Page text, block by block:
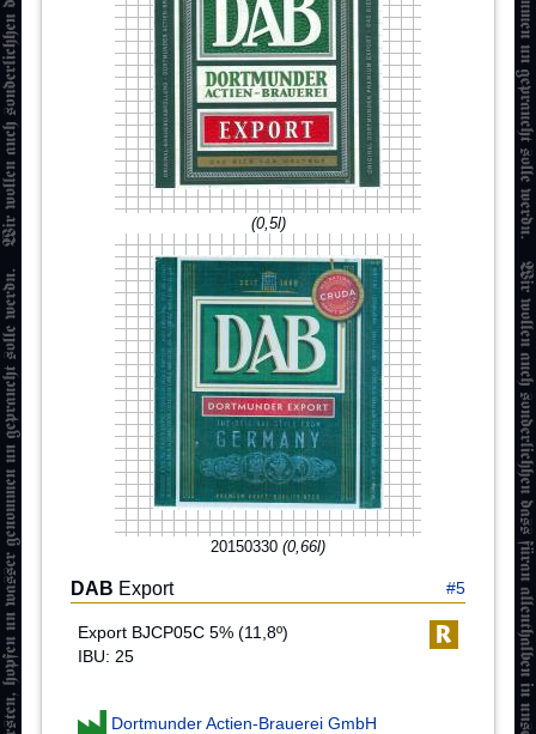
(0,5l)
20150330 (0,66l)
DAB Export #5
Export BJCP05C 5% (11,8º)
IBU: 25
Dortmunder Actien-Brauerei GmbH